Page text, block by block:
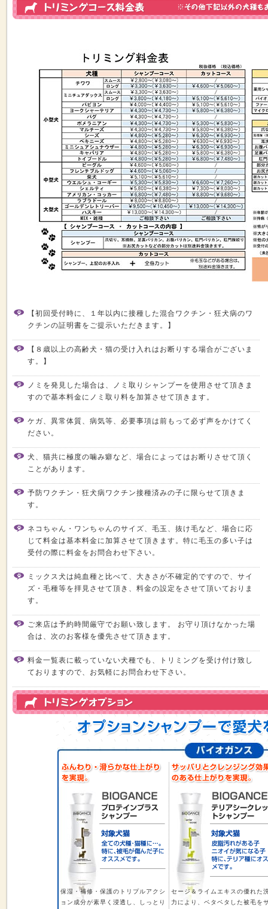
【初回受付時に、１年以内に接種した混合ワクチン・狂犬病のワ
クチンの証明書をご提示いただきます。】
【８歳以上の高齢犬・猫の受け入れはお断りする場合がございま
す。】
ノミを発見した場合は、ノミ取りシャンプーを使用させて頂きま
すので基本料金にノミ取り料を加算させて頂きます。
ケガ、異常体質、病気等、必要事項は前もって必ず声をかけてく
ださい。
犬、猫共に極度の噛み癖など、場合によってはお断りさせて頂く
ことがあります。
予防ワクチン・狂犬病ワクチン接種済みの子に限らせて頂きま
す。
ネコちゃん・ワンちゃんのサイズ、毛玉、抜け毛など、場合に応
じて料金は基本料金に加算させて頂きます。特に毛玉の多い子は
受付の際に料金をお問合わせ下さい。
ミックス犬は純血種と比べて、大きさが不確定的ですので、サイ
ズ・毛種等を拝見させて頂き、料金の設定をさせて頂いておりま
す。
ご来店は予約時間厳守でお願い致します。 お守り頂けなかった場
合は、次のお客様を優先させて頂きます。
料金一覧表に載っていない犬種でも、トリミングを受け付け致し
ておりますので、お気軽にお問合わせ下さい。
保湿・補修・保護のトリプルアクシ
ョン成分が素早く浸透し、しっとり
セージ＆ライムエキスの優れた
力により、ベタベタした被毛を